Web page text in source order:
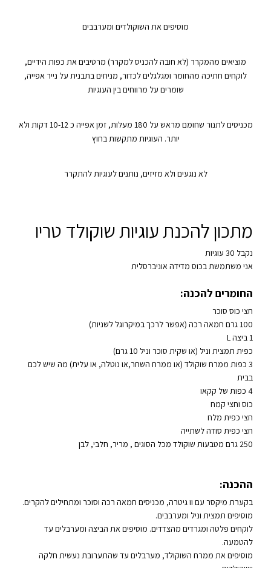
מוסיפים את השוקולדים ומערבבים
מוציאים מהמקרר (לא חובה להכניס למקרר) מרטיבים את כפות הידיים,
לוקחים חתיכה מהחומר ומגלגלים לכדור, מניחים בתבנית על נייר אפייה,
שומרים על מרווחים בין העוגיות
מכניסים לתנור שחומם מראש על 180 מעלות, זמן אפייה כ 10-12 דקות ולא
יותר. העוגיות מתקשות בחוץ
לא נוגעים ולא מזיזים, נותנים לעוגיות להתקרר
מתכון להכנת עוגיות שוקולד טריו
נקבל 30 עוגיות
אני משתמשת בכוס מדידה אוניברסלית
החומרים להכנה:
חצי כוס סוכר
100 גרם חמאה רכה (אפשר לרכך במיקרוגל לשניות)
1 ביצה L
כפית תמצית וניל (או שקית סוכר וניל 10 גרם)
3 כפות ממרח שוקולד (או ממרח השחר,או נוטלה, או עלית) מה שיש לכם
בבית
4 כפות של קקאו
כוס וחצי קמח
חצי כפית מלח
חצי כפית סודה לשתייה
250 גרם מטבעות שוקולד מכל הסוגים , מריר, חלבי, לבן
ההכנה:
בקערת מיקסר עם וו גיטרה, מכניסים חמאה רכה וסוכר ומתחילים להקרים.
מוסיפים תמצית וניל ומערבבים.
לוקחים פלטה ומגרדים מהצדדים. מוסיפים את הביצה ומערבלים עד
להטמעה.
מוסיפים את ממרח השוקולד, מערבלים עד שהתערובת נעשית חלקה